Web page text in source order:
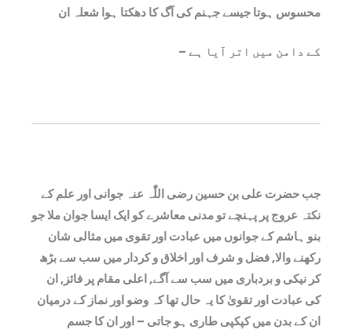
محسوس ہوتا جیسے جہنم کی آگ کا دھکتا ہوا شعلہ ان
کے دامن میں اتر آیا ہے –
جب حضرت علی بن حسین رضی اللّٰہ عنہ جوانی اور علم کے
نکتہ عروج پر پہنچے تو مدنی معاشرے کو ایک ایسا جوان ملا جو
بنو ہاشم کے جوانوں میں عبادت اور تقوی میں مثالی شان
رکھنے والا, فضل و شرف اور اخلاق و کردار میں سب سے بڑھ
کر نیکی و بردباری میں سب سے آگے, اعلی مقام پر فائز, ان
کی عبادت اور تقویٰ کا یہ حال تھا کہ وضو اور نماز کے درمیان
ان کے بدن میں کپکپی طاری ہو جاتی – اور ان کا جسم